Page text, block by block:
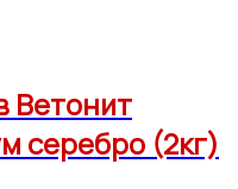
Ветонит
серебро (2кг)